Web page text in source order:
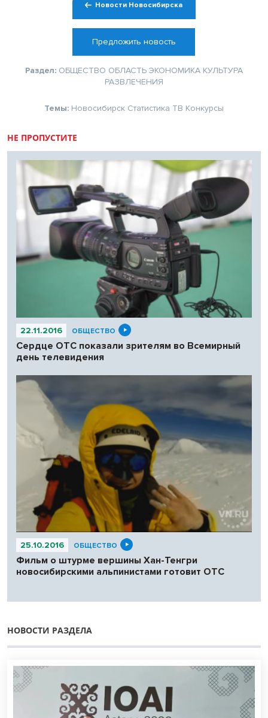
Новости Новосибирска
Предложить новость
Раздел: ОБЩЕСТВО ОБЛАСТЬ ЭКОНОМИКА КУЛЬТУРА
РАЗВЛЕЧЕНИЯ
Темы: Новосибирск Статистика ТВ Конкурсы
НЕ ПРОПУСТИТЕ
22.11.2016 ОБЩЕСТВО
Сердце ОТС показали зрителям во Всемирный
день телевидения
25.10.2016 ОБЩЕСТВО
Фильм о штурме вершины Хан-Тенгри
новосибирскими альпинистами готовит ОТС
НОВОСТИ РАЗДЕЛА